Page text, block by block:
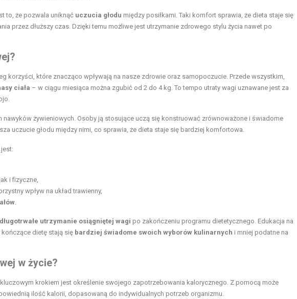
to, że pozwala uniknąć uczucia głodu między posiłkami. Taki komfort sprawia, że dieta staje się
przez dłuższy czas. Dzięki temu możliwe jest utrzymanie zdrowego stylu życia nawet po
korzyści, które znacząco wpływają na nasze zdrowie oraz samopoczucie. Przede wszystkim,
ciała – w ciągu miesiąca można zgubić od 2 do 4 kg. To tempo utraty wagi uznawane jest za
nawyków żywieniowych. Osoby ją stosujące uczą się konstruować zrównoważone i świadome
uczucie głodu między nimi, co sprawia, że dieta staje się bardziej komfortowa.
i fizyczne,
wpływ na układ trawienny,
długotrwałe utrzymanie osiągniętej wagi po zakończeniu programu dietetycznego. Edukacja na
dietę stają się bardziej świadome swoich wyborów kulinarnych i mniej podatne na
w życie?
krokiem jest określenie swojego zapotrzebowania kalorycznego. Z pomocą może
ilość kalorii, dopasowaną do indywidualnych potrzeb organizmu.